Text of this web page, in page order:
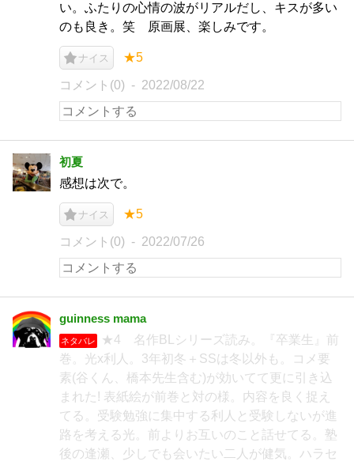
い。ふたりの心情の波がリアルだし、キスが多い
のも良き。笑 原画展、楽しみです。
ナイス ★5
コメント(0) 2022/08/22
初夏
感想は次で。
ナイス ★5
コメント(0) 2022/07/26
guinness mama
ネタバレ
★4 名作BLシリーズ読み。『卒業生』前
巻。光x利人。3年初冬＋SSは冬以外も。コメ要
素(谷くん、橋本先生含む)が効いてて更に引き込
まれた! 表紙絵が前巻と対の様。内容を良く捉え
てる。受験勉強に集中する利人と受験しないが進
路を考える光。前よりお互いのこと話せてる。塾
後の逢瀬、少しでも会いたい二人が健気。ハラセ